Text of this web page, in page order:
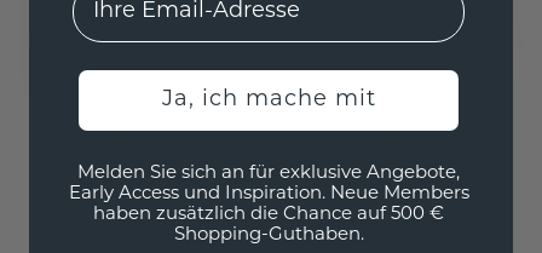
Ring Marjan
Braun Diamant
Ring Jackie 2.3
Gold
Ja, ich mache mit
Melden Sie sich an für exklusive Angebote,
Early Access und Inspiration. Neue Members
haben zusätzlich die Chance auf 500 €
Shopping-Guthaben.